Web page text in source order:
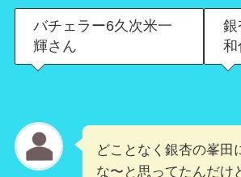
バチェラー6久次米一
輝さん
銀
和
どことなく銀杏の峯田
な〜と思ってたんだけ